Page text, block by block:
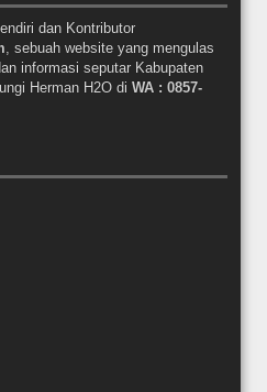
dan Kontributor
, sebuah website yang mengulas
informasi seputar Kabupaten
Herman H2O di WA : 0857-